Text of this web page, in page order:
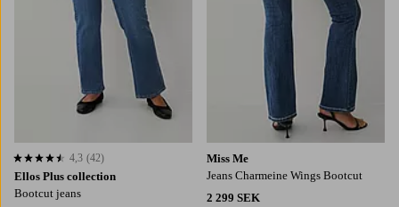
Ellos Plus collection
Bootcut jeans
4,3 baserat på 42 st betyg
4,3 (42)
Miss Me
Jeans Charmeine Wings Bootcut
2 299 SEK